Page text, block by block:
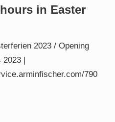
in Easter
2023 / Opening
|
790